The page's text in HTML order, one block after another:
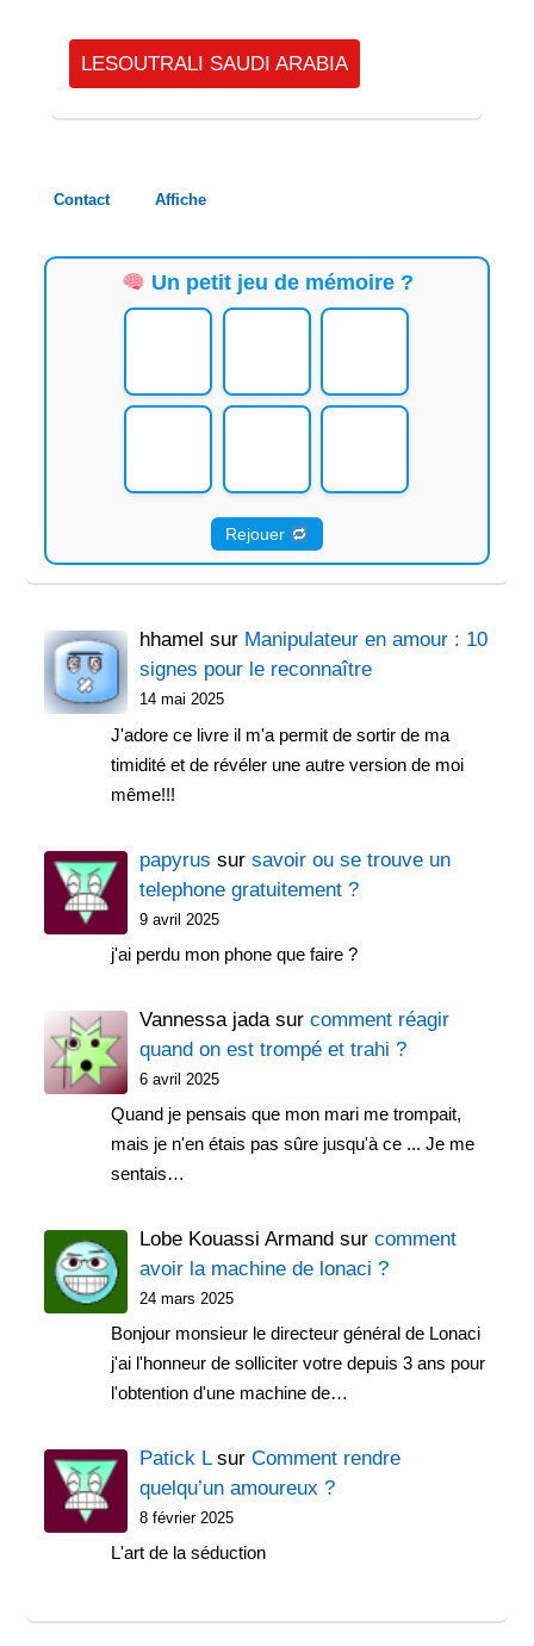
LESOUTRALI SAUDI ARABIA
Contact Affiche
Un petit jeu de mémoire ?
Rejouer
hhamel sur Manipulateur en amour : 10
signes pour le reconnaître
14 mai 2025
J'adore ce livre il m'a permit de sortir de ma
timidité et de révéler une autre version de moi
même!!!
papyrus sursavoir ou se trouve un
telephone gratuitement ?
9 avril 2025
j'ai perdu mon phone que faire ?
Vannessa jada surcomment réagir
quand on est trompé et trahi ?
6 avril 2025
Quand je pensais que mon mari me trompait,
mais je n'en étais pas sûre jusqu'à ce ... Je me
sentais…
Lobe Kouassi Armand surcomment
avoir la machine de lonaci ?
24 mars 2025
Bonjour monsieur le directeur général de Lonaci
j'ai l'honneur de solliciter votre depuis 3 ans pour
l'obtention d'une machine de…
Patick LsurComment rendre
quelqu’un amoureux ?
8 février 2025
L'art de la séduction